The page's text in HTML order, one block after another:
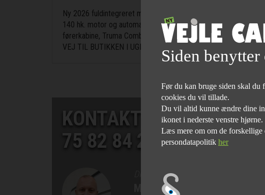
Ny 2026 fuldintegreret model fra Carado med Queensbed,
140 hk. motor og automatgear. Vognen kommer med
førerkabine, Truma Combi 6E gasvarme m/elpatron, 12v inkl.
VEJ TIL BUTIKKEN I UGE 28 - 2026.
KONTAKT
75 82 84 22
DIREKTØR
Morten Bøgelund
Siden benytter
Før du kan bruge siden skal
cookies du vil tillade.
Du vil altid kunne ændre dine
ikonet i nederste venstre hjørne.
Læs mere om om de
persondatapolitik her